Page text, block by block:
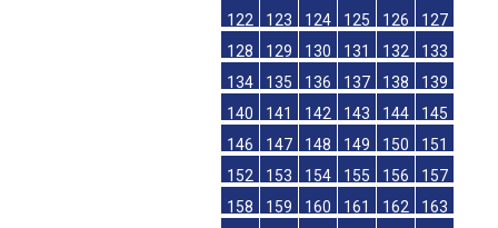
122
123 124 125 126
127
128
129 130 131 132
133
134
135 136 137 138
139
140
141 142 143 144
145
146
147 148 149 150
151
152
153 154 155 156
157
158
159 160 161 162
163